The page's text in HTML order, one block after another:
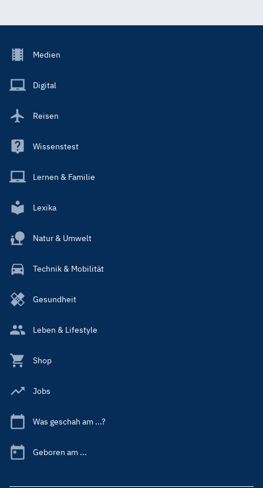
Footer
Main
Medien
Digital
Reisen
Wissenstest
Lernen & Familie
Lexika
Natur & Umwelt
Technik & Mobilität
Gesundheit
Leben & Lifestyle
Shop
Jobs
Was geschah am ...?
Geboren am ...